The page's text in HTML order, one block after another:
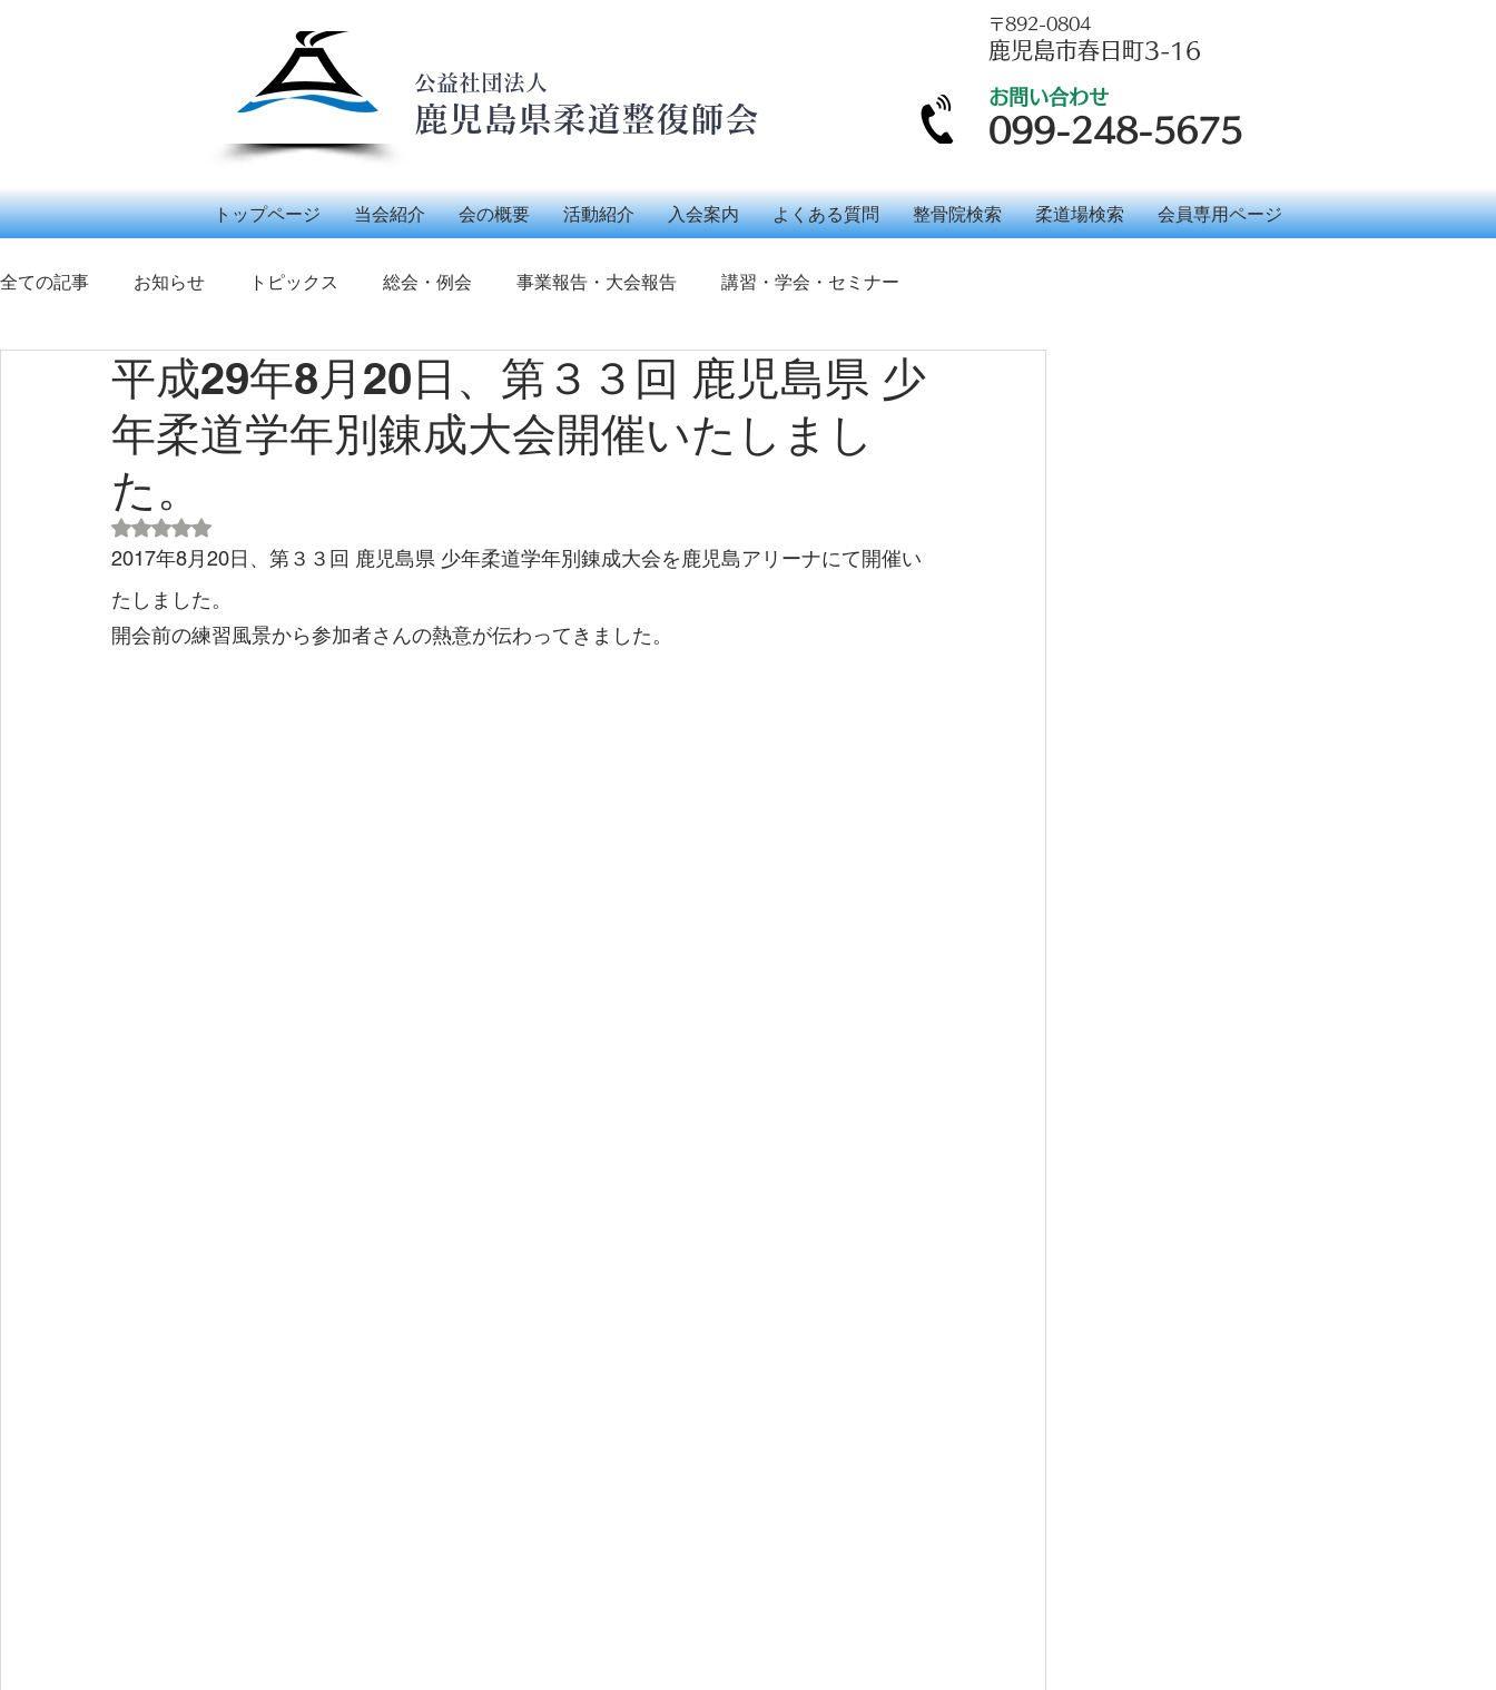
公益社団法人
鹿児島県柔道整復師会
〒892-0804
鹿児島市春日町3-16
お問い合わせ
099-248-5675
トップページ 当会紹介 会の概要 活動紹介 入会案内 よくある質問 整骨院検索 柔道場検索 会員専用ページ
全ての記事 お知らせ トピックス 総会・例会 事業報告・大会報告 講習・学会・セミナー
ボランティア活動 少年柔道錬成大会 柔道 会員交流 メディア紹介歴 その他
平成29年8月20日、第３３回 鹿児島県 少
年柔道学年別錬成大会開催いたしまし
た。
5つ星のうちNaNと評価されています。
2017年8月20日、第３３回 鹿児島県 少年柔道学年別錬成大会を鹿児島アリーナにて開催い
たしました。
開会前の練習風景から参加者さんの熱意が伝わってきました。